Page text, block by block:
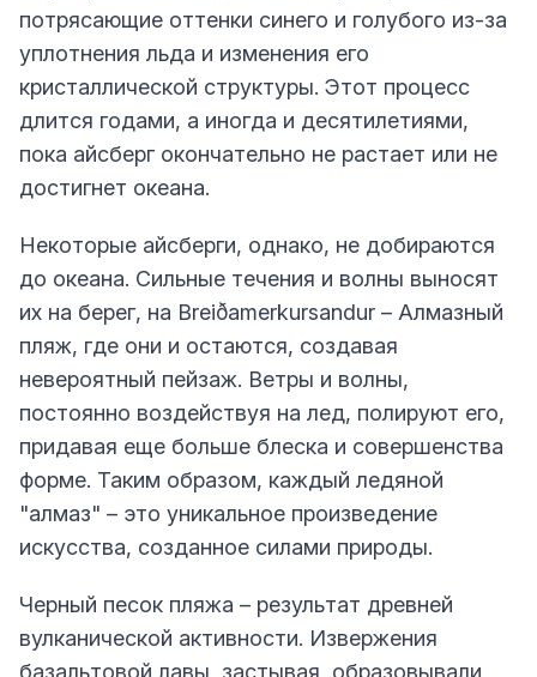
потрясающие оттенки синего и голубого из-за
уплотнения льда и изменения его
кристаллической структуры. Этот процесс
длится годами, а иногда и десятилетиями,
пока айсберг окончательно не растает или не
достигнет океана.
Некоторые айсберги, однако, не добираются
до океана. Сильные течения и волны выносят
их на берег, на Breiðamerkursandur – Алмазный
пляж, где они и остаются, создавая
невероятный пейзаж. Ветры и волны,
постоянно воздействуя на лед, полируют его,
придавая еще больше блеска и совершенства
форме. Таким образом, каждый ледяной
"алмаз" – это уникальное произведение
искусства, созданное силами природы.
Черный песок пляжа – результат древней
вулканической активности. Извержения
базальтовой лавы, застывая, образовывали